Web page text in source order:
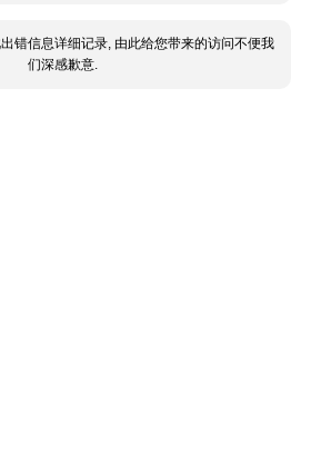
错信息详细记录, 由此给您带来的访问不便我
们深感歉意.